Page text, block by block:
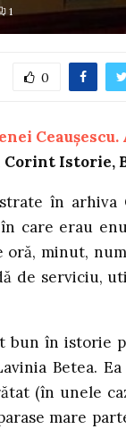
1
0
Ceaușescu.
Istorie,
în arhiva
care erau
oră, minut,
de serviciu,
bun în istorie
Betea.
(în unele
mare